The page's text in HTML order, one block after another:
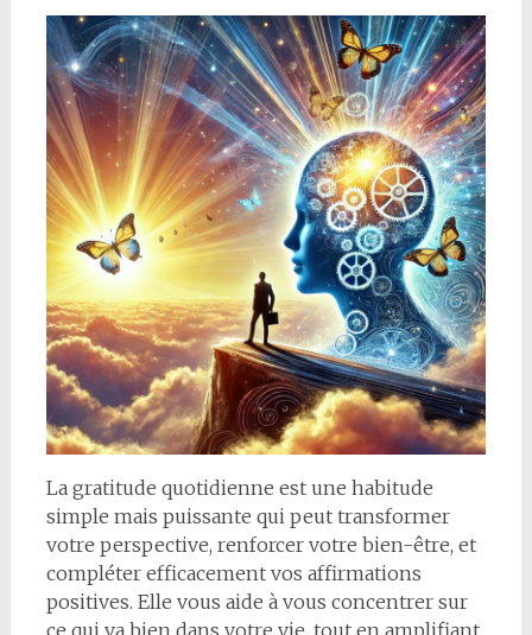
La gratitude quotidienne est une habitude
simple mais puissante qui peut transformer
votre perspective, renforcer votre bien-être, et
compléter efficacement vos affirmations
positives. Elle vous aide à vous concentrer sur